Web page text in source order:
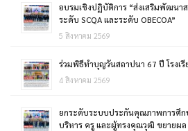
อบรมเชิงปฏิบัติการ “ส่งเสริมพัฒนา
ระดับ SCQA และระดับ OBECOA”
5 สิงหาคม 2569
ร่วมพิธีทำบุญวันสถาปนา 67 ปี โรงเ
4 สิงหาคม 2569
ยกระดับระบบประกันคุณภาพการศึก
บริหาร ครู และผู้ทรงคุณวุฒิ ขยายผล